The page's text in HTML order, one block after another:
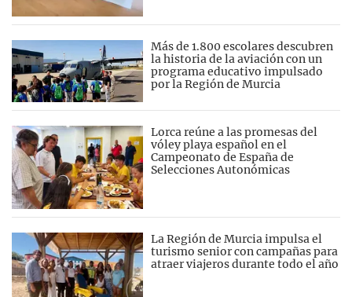
Más de 1.800 escolares descubren
la historia de la aviación con un
programa educativo impulsado
por la Región de Murcia
Lorca reúne a las promesas del
vóley playa español en el
Campeonato de España de
Selecciones Autonómicas
La Región de Murcia impulsa el
turismo senior con campañas para
atraer viajeros durante todo el año